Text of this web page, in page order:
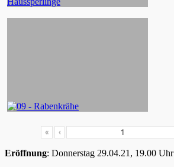
« ‹
Eröffnung: Donnerstag 29.04.21, 19.00 Uhr